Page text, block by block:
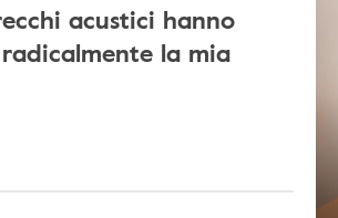
acustici hanno
la mia